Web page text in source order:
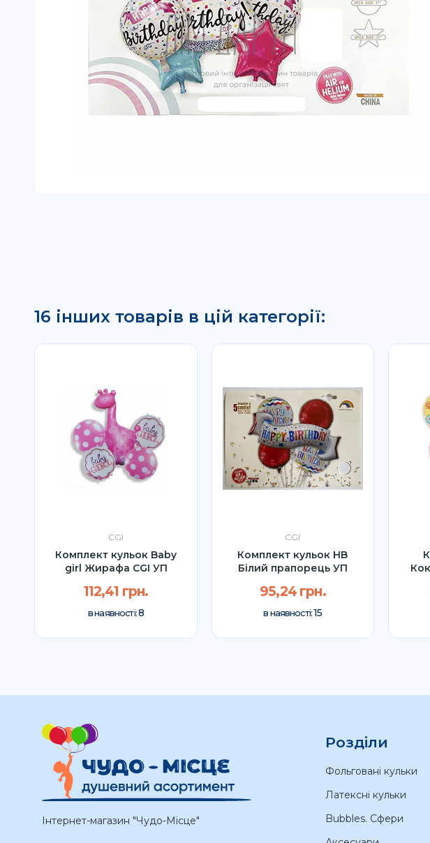
16 інших товарів в цій категорії:
CGI
Комплект кульок Baby
girl Жирафа CGI УП
112,41 грн.
в наявності:8
CGI
Комплект кульок HB
Білий прапорець УП
95,24 грн.
в наявності:15
Інтернет-магазин "Чудо-Місце"
Розділи
Фольговані кульки
Латексні кульки
Bubbles. Сфери